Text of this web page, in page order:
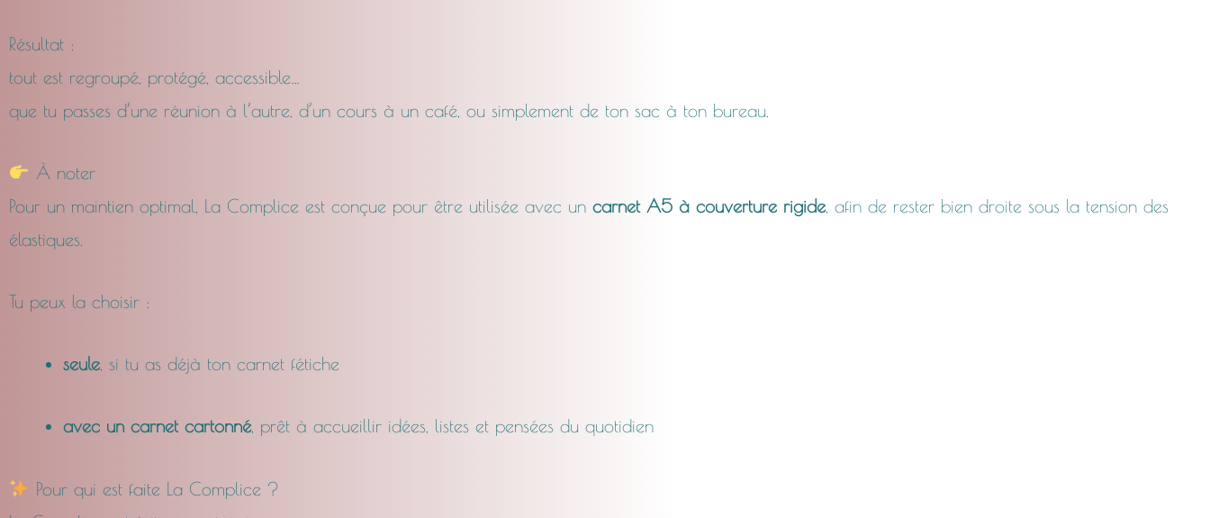
Résultat :
tout est regroupé, protégé, accessible…
que tu passes d’une réunion à l’autre, d’un cours à un café, ou simplement de ton sac à ton bureau.
À noter
Pour un maintien optimal, La Complice est conçue pour être utilisée avec un carnet A5 à couverture rigide , afin de rester bien droite sous la tension des
élastiques.
Tu peux la choisir :
seule , si tu as déjà ton carnet fétiche
avec un carnet cartonné, prêt à accueillir idées, listes et pensées du quotidien
Pour qui est faite La Complice ?